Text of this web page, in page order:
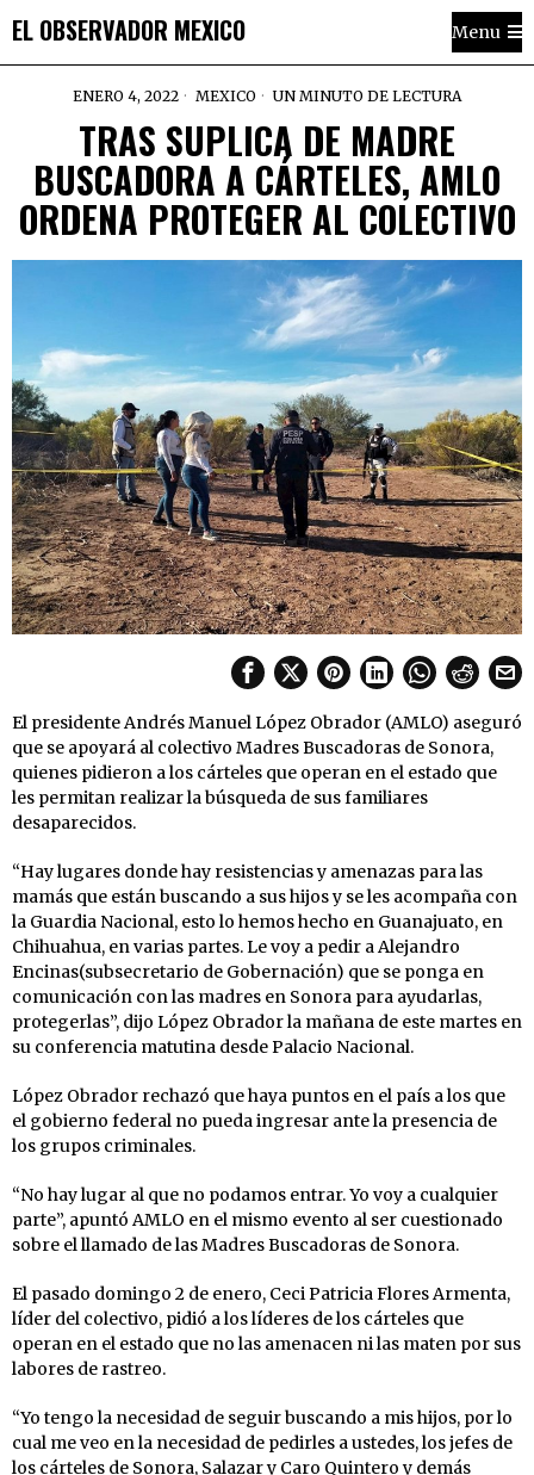
EL OBSERVADOR MEXICO Menu
ENERO 4, 2022 MEXICO UN MINUTO DE LECTURA
TRAS SUPLICA DE MADRE
BUSCADORA A CÁRTELES, AMLO
ORDENA PROTEGER AL COLECTIVO
El presidente Andrés Manuel López Obrador (AMLO) aseguró
que se apoyará al colectivo Madres Buscadoras de Sonora,
quienes pidieron a los cárteles que operan en el estado que
les permitan realizar la búsqueda de sus familiares
desaparecidos.
“Hay lugares donde hay resistencias y amenazas para las
mamás que están buscando a sus hijos y se les acompaña con
la Guardia Nacional, esto lo hemos hecho en Guanajuato, en
Chihuahua, en varias partes. Le voy a pedir a Alejandro
Encinas(subsecretario de Gobernación) que se ponga en
comunicación con las madres en Sonora para ayudarlas,
protegerlas”, dijo López Obrador la mañana de este martes en
su conferencia matutina desde Palacio Nacional.
López Obrador rechazó que haya puntos en el país a los que
el gobierno federal no pueda ingresar ante la presencia de
los grupos criminales.
“No hay lugar al que no podamos entrar. Yo voy a cualquier
parte”, apuntó AMLO en el mismo evento al ser cuestionado
sobre el llamado de las Madres Buscadoras de Sonora.
El pasado domingo 2 de enero, Ceci Patricia Flores Armenta,
líder del colectivo, pidió a los líderes de los cárteles que
operan en el estado que no las amenacen ni las maten por sus
labores de rastreo.
“Yo tengo la necesidad de seguir buscando a mis hijos, por lo
cual me veo en la necesidad de pedirles a ustedes, los jefes de
los cárteles de Sonora, Salazar y Caro Quintero y demás